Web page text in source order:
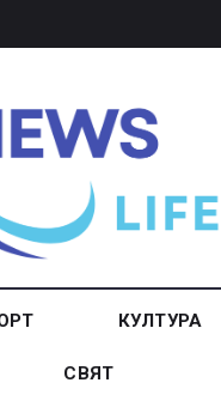
КУЛТУРА
СВЯТ